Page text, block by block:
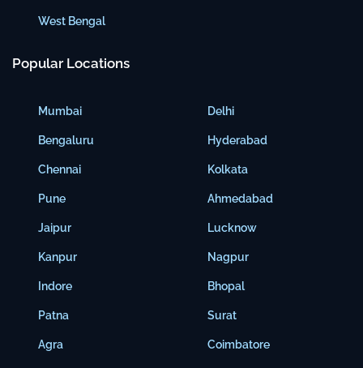
West Bengal
Popular Locations
Mumbai
Bengaluru
Chennai
Pune
Jaipur
Kanpur
Indore
Patna
Agra
Delhi
Hyderabad
Kolkata
Ahmedabad
Lucknow
Nagpur
Bhopal
Surat
Coimbatore